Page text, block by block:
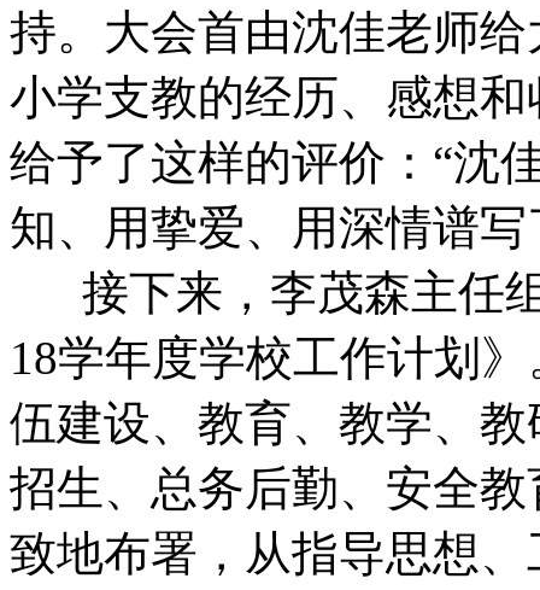
持。大会首由沈佳老师
小学支教的经历、感想
给予了这样的评价：“沈
知、用挚爱、用深情谱
接下来，李茂森主任
18学年度学校工作计划
伍建设、教育、教学、
招生、总务后勤、安全
致地布署，从指导思想